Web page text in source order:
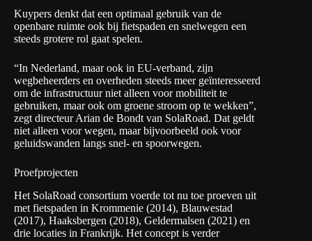
Kuypers denkt dat een optimaal gebruik van de
openbare ruimte ook bij fietspaden en snelwegen een
steeds grotere rol gaat spelen.
“In Nederland, maar ook in EU-verband, zijn
wegbeheerders en overheden steeds meer geïnteresseerd
om de infrastructuur niet alleen voor mobiliteit te
gebruiken, maar ook om groene stroom op te wekken”,
zegt directeur Arian de Bondt van SolaRoad. Dat geldt
niet alleen voor wegen, maar bijvoorbeeld ook voor
geluidswanden langs snel- en spoorwegen.
Proefprojecten
Het SolaRoad consortium voerde tot nu toe proeven uit
met fietspaden in Krommenie (2014), Blauwestad
(2017), Haaksbergen (2018), Geldermalsen (2021) en
drie locaties in Frankrijk. Het concept is verder